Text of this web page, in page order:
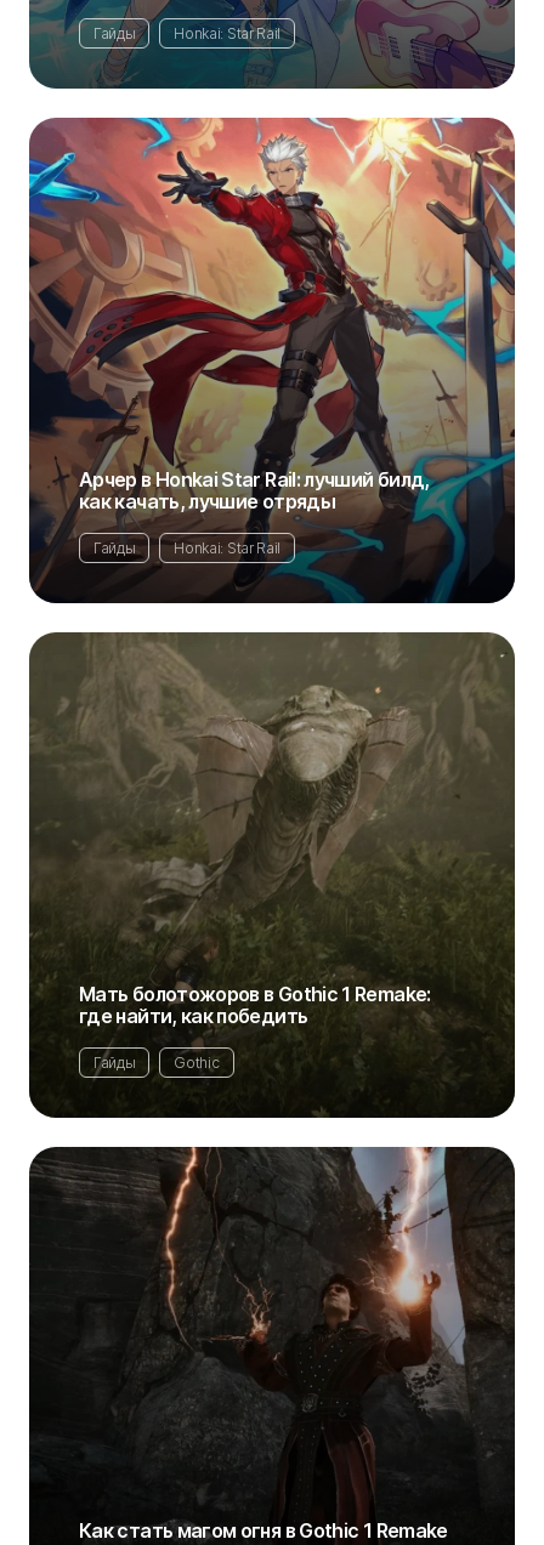
Гайды Honkai: Star Rail
Арчер в Honkai Star Rail: лучший билд,
как качать, лучшие отряды
Гайды Honkai: Star Rail
Мать болотожоров в Gothic 1 Remake:
где найти, как победить
Гайды Gothic
Как стать магом огня в Gothic 1 Remake